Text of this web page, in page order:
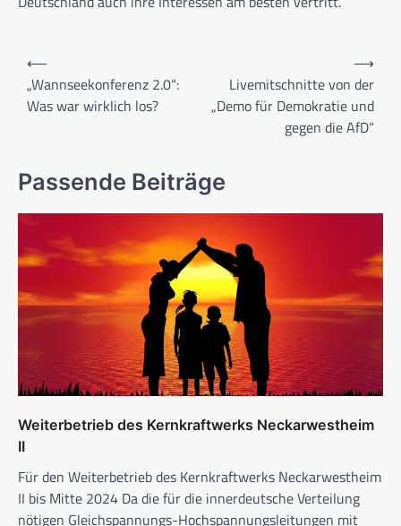
Beitragsnavigation
⟵
„Wannseekonferenz 2.0“:
Was war wirklich los?
Livemitschnitte von der
„Demo für Demokratie und
gegen die AfD“
⟶
Passende Beiträge
Weiterbetrieb des Kernkraftwerks Neckarwestheim
II
Für den Weiterbetrieb des Kernkraftwerks Neckarwestheim
II bis Mitte 2024 Da die für die innerdeutsche Verteilung
nötigen Gleichspannungs-Hochspannungsleitungen mit